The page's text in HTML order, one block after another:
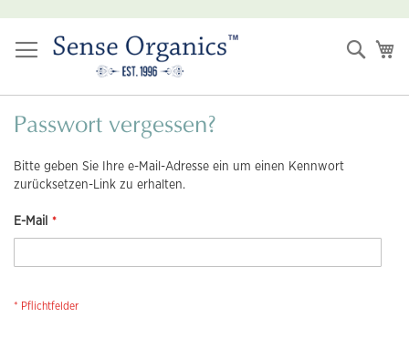
Zum
springen
Suche
Passwort vergessen?
Bitte geben Sie Ihre e-Mail-Adresse ein um einen Kennwort
zurücksetzen-Link zu erhalten.
E-Mail